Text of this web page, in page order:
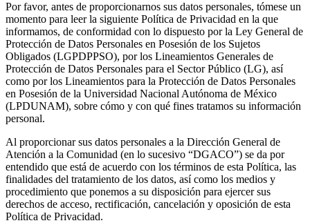
Por favor, antes de proporcionarnos sus datos personales, tómese un
momento para leer la siguiente Política de Privacidad en la que
informamos, de conformidad con lo dispuesto por la Ley General de
Protección de Datos Personales en Posesión de los Sujetos
Obligados (LGPDPPSO), por los Lineamientos Generales de
Protección de Datos Personales para el Sector Público (LG), así
como por los Lineamientos para la Protección de Datos Personales
en Posesión de la Universidad Nacional Autónoma de México
(LPDUNAM), sobre cómo y con qué fines tratamos su información
personal.
Al proporcionar sus datos personales a la Dirección General de
Atención a la Comunidad (en lo sucesivo “DGACO”) se da por
entendido que está de acuerdo con los términos de esta Política, las
finalidades del tratamiento de los datos, así como los medios y
procedimiento que ponemos a su disposición para ejercer sus
derechos de acceso, rectificación, cancelación y oposición de esta
Política de Privacidad.